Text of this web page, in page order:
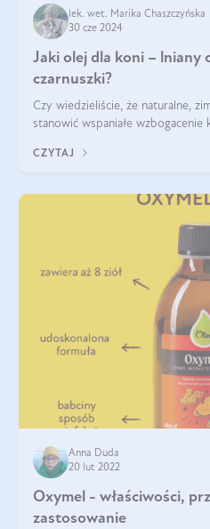
lek. wet. Marika Chaszczyńska
30 cze 2024
Jaki olej dla koni – lniany
czarnuszki?
Czy wiedzieliście, że naturalne,
stanowić wspaniałe
Koni stosuje, by
CZYTAJ
Anna Duda
20 lut 2022
Oxymel - właściwości,
zastosowanie